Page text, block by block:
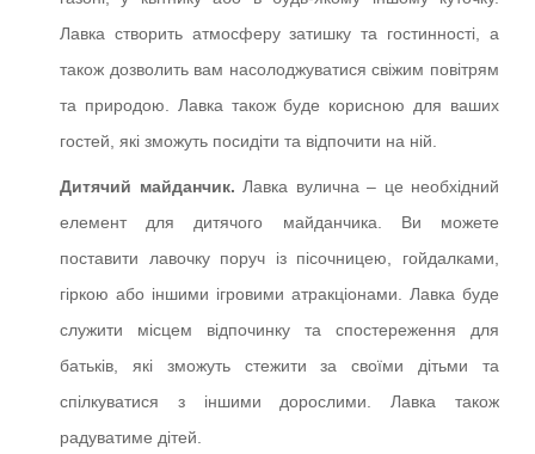
Лавка створить атмосферу затишку та гостинності, а
також дозволить вам насолоджуватися свіжим повітрям
та природою. Лавка також буде корисною для ваших
гостей, які зможуть посидіти та відпочити на ній.
Дитячий майданчик. Лавка вулична – це необхідний
елемент для дитячого майданчика. Ви можете
поставити лавочку поруч із пісочницею, гойдалками,
гіркою або іншими ігровими атракціонами. Лавка буде
служити місцем відпочинку та спостереження для
батьків, які зможуть стежити за своїми дітьми та
спілкуватися з іншими дорослими. Лавка також
радуватиме дітей.